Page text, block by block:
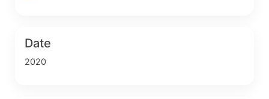
Date
2020